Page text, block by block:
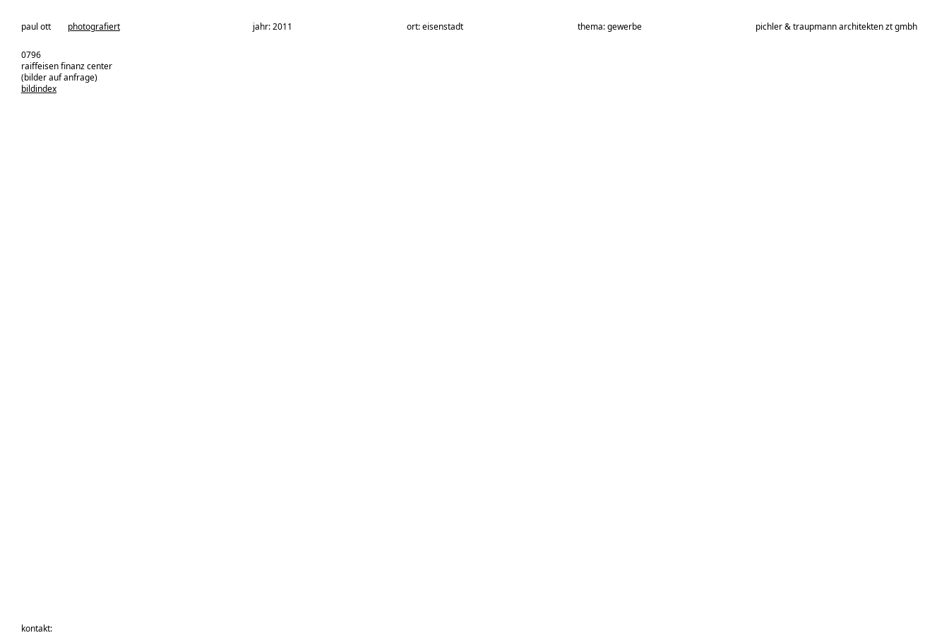
paul ott photografiert jahr: 2011 ort: eisenstadt thema: gewerbe
pichler & traupmann architekten zt gmbh
0796
raiffeisen finanz center
(bilder auf anfrage)
bildindex
kontakt: